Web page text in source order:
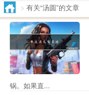
> 有关“汤圆”的文章
锅。如果直...